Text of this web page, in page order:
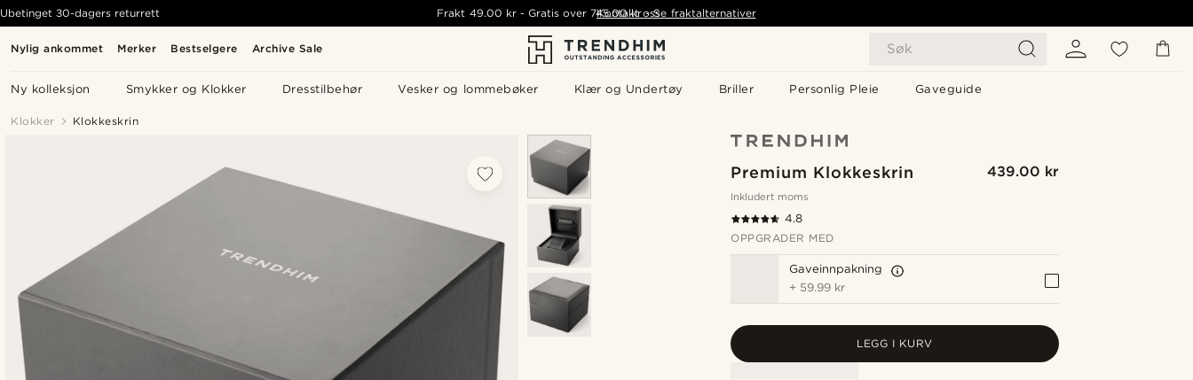
Nylig ankommet Merker Bestselgere Archive Sale Søk
Ny kolleksjon Smykker og Klokker Dresstilbehør Vesker og lommebøker Klær og Undertøy Briller Personlig Pleie Gaveguide
Ubetinget 30-dagers returrett Frakt 49.00 kr- Gratis over 745.00 kr - Se fraktalternativer
Kontakt oss
Klokker Klokkeskrin
Premium Klokkeskrin 439.00 kr
Inkludert moms
4.8
OPPGRADER MED
Gaveinnpakning
+ 59.99 kr
LEGG I KURV